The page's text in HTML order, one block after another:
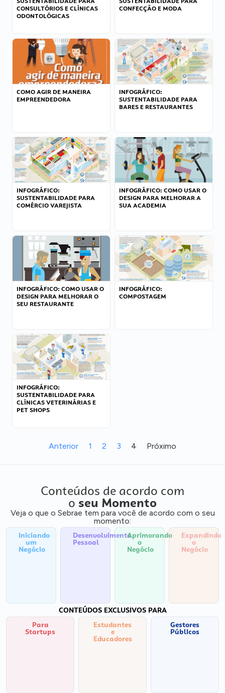
CONSULTÓRIOS E CLÍNICAS
ODONTOLÓGICAS
CONFECÇÃO E MODA
COMO AGIR DE MANEIRA
EMPREENDEDORA
INFOGRÁFICO:
SUSTENTABILIDADE PARA
BARES E RESTAURANTES
INFOGRÁFICO:
SUSTENTABILIDADE PARA
COMÉRCIO VAREJISTA
INFOGRÁFICO: COMO USAR O
DESIGN PARA MELHORAR A
SUA ACADEMIA
INFOGRÁFICO: COMO USAR O
DESIGN PARA MELHORAR O
SEU RESTAURANTE
INFOGRÁFICO:
COMPOSTAGEM
INFOGRÁFICO:
SUSTENTABILIDADE PARA
CLÍNICAS VETERINÁRIAS E
PET SHOPS
Anterior 1 2 3 4 Próximo
Conteúdos de acordo com
o seu Momento
Veja o que o Sebrae tem para você de acordo com o seu
momento:
Iniciando
um
Negócio
Desenvolvimento
Pessoal
Aprimorando
o
Negócio
Expandindo
o
Negócio
CONTEÚDOS EXCLUSIVOS PARA
Para
Startups
Estudantes
e
Educadores
Gestores
Públicos